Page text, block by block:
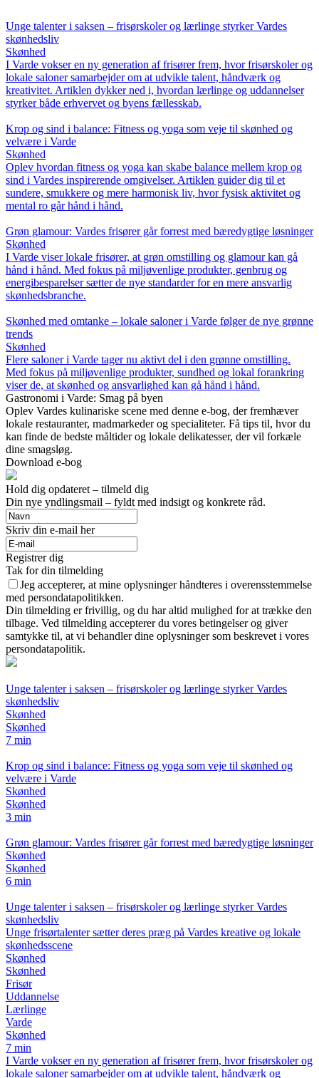
Unge talenter i saksen – frisørskoler og lærlinge styrker Vardes
skønhedsliv
Skønhed
I Varde vokser en ny generation af frisører frem, hvor frisørskoler og
lokale saloner samarbejder om at udvikle talent, håndværk og
kreativitet. Artiklen dykker ned i, hvordan lærlinge og uddannelser
styrker både erhvervet og byens fællesskab.
Krop og sind i balance: Fitness og yoga som veje til skønhed og
velvære i Varde
Skønhed
Oplev hvordan fitness og yoga kan skabe balance mellem krop og
sind i Vardes inspirerende omgivelser. Artiklen guider dig til et
sundere, smukkere og mere harmonisk liv, hvor fysisk aktivitet og
mental ro går hånd i hånd.
Grøn glamour: Vardes frisører går forrest med bæredygtige løsninger
Skønhed
I Varde viser lokale frisører, at grøn omstilling og glamour kan gå
hånd i hånd. Med fokus på miljøvenlige produkter, genbrug og
energibesparelser sætter de nye standarder for en mere ansvarlig
skønhedsbranche.
Skønhed med omtanke – lokale saloner i Varde følger de nye grønne
trends
Skønhed
Flere saloner i Varde tager nu aktivt del i den grønne omstilling.
Med fokus på miljøvenlige produkter, sundhed og lokal forankring
viser de, at skønhed og ansvarlighed kan gå hånd i hånd.
Gastronomi i Varde: Smag på byen
Oplev Vardes kulinariske scene med denne e-bog, der fremhæver
lokale restauranter, madmarkeder og specialiteter. Få tips til, hvor du
kan finde de bedste måltider og lokale delikatesser, der vil forkæle
dine smagsløg.
Download e-bog
Hold dig opdateret – tilmeld dig
Din nye yndlingsmail – fyldt med indsigt og konkrete råd.
Skriv din e-mail her
Registrer dig
Tak for din tilmelding
Jeg accepterer, at mine oplysninger håndteres i overensstemmelse
med persondatapolitikken.
Din tilmelding er frivillig, og du har altid mulighed for at trække den
tilbage. Ved tilmelding accepterer du vores betingelser og giver
samtykke til, at vi behandler dine oplysninger som beskrevet i vores
persondatapolitik.
Unge talenter i saksen – frisørskoler og lærlinge styrker Vardes
skønhedsliv
Skønhed
Skønhed
7 min
Krop og sind i balance: Fitness og yoga som veje til skønhed og
velvære i Varde
Skønhed
Skønhed
3 min
Grøn glamour: Vardes frisører går forrest med bæredygtige løsninger
Skønhed
Skønhed
6 min
Unge talenter i saksen – frisørskoler og lærlinge styrker Vardes
skønhedsliv
Unge frisørtalenter sætter deres præg på Vardes kreative og lokale
skønhedsscene
Skønhed
Skønhed
Frisør
Uddannelse
Lærlinge
Varde
Skønhed
7 min
I Varde vokser en ny generation af frisører frem, hvor frisørskoler og
lokale saloner samarbejder om at udvikle talent, håndværk og